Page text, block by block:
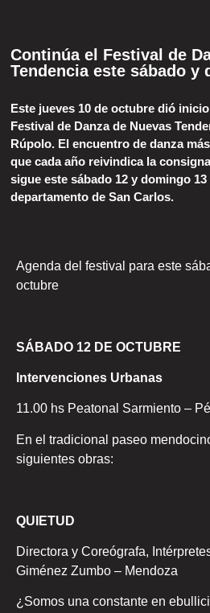
Continúa el Festival de
Tendencia este sábado y
Este jueves 10 de octubre dió
Festival de Danza de Nuevas
Rúpolo. El encuentro de danza
que cada año reivindica la
sigue este sábado 12 y domingo
departamento de San Carlos.
Agenda del festival para este
octubre
SÁBADO 12 DE OCTUBRE
Intervenciones Urbanas
11.00 hs Peatonal Sarmiento –
En el tradicional paseo
siguientes obras:
QUIETUD
Directora y Coreógrafa,
Giménez Zumbo – Mendoza
¿Somos una constante en